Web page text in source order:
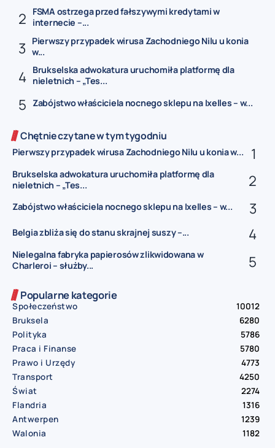
FSMA ostrzega przed fałszywymi kredytami w
internecie –...
Pierwszy przypadek wirusa Zachodniego Nilu u konia
w...
Brukselska adwokatura uruchomiła platformę dla
nieletnich – „Tes...
Zabójstwo właściciela nocnego sklepu na Ixelles – w...
Chętnie czytane w tym tygodniu
Pierwszy przypadek wirusa Zachodniego Nilu u konia w...
Brukselska adwokatura uruchomiła platformę dla
nieletnich – „Tes...
Zabójstwo właściciela nocnego sklepu na Ixelles – w...
Belgia zbliża się do stanu skrajnej suszy –...
Nielegalna fabryka papierosów zlikwidowana w
Charleroi – służby...
Popularne kategorie
Społeczeństwo
10012
Bruksela
6280
Polityka
5786
Praca i Finanse
5780
Prawo i Urzędy
4773
Transport
4250
Świat
2274
Flandria
1316
Antwerpen
1239
Walonia
1182